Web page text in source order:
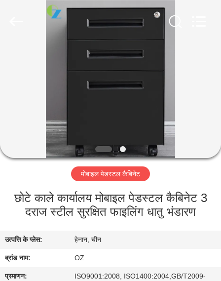
में
भ्रमण
नियंत्रण
संपर्क
मोबाइल पेडस्टल कैबिनेट
छोटे काले कार्यालय मोबाइल पेडस्टल कैबिनेट 3
दराज स्टील सुरक्षित फाइलिंग धातु भंडारण
उत्पत्ति के प्लेस: हेनान, चीन
ब्रांड नाम: OZ
प्रमाणन:
ISO9001:2008, ISO1400:2004,GB/T2009-